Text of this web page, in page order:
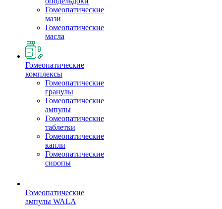
Гомеопатические
мази
Гомеопатические
масла
Гомеопатические
комплексы
Гомеопатические
гранулы
Гомеопатические
ампулы
Гомеопатические
таблетки
Гомеопатические
капли
Гомеопатические
сиропы
Гомеопатические
ампулы WALA